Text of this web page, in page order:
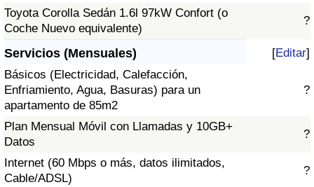
Toyota Corolla Sedán 1.6l 97kW Confort (o
Coche Nuevo equivalente)
?
Servicios (Mensuales) [Editar]
Básicos (Electricidad, Calefacción,
Enfriamiento, Agua, Basuras) para un
apartamento de 85m2
?
Plan Mensual Móvil con Llamadas y 10GB+
Datos
?
Internet (60 Mbps o más, datos ilimitados,
Cable/ADSL)
?